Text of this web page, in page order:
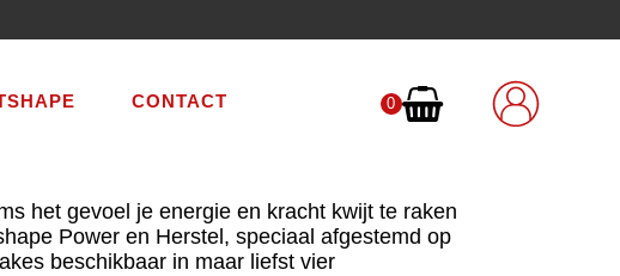
CONTACT 0
CONTACT 0
het gevoel je energie en kracht kwijt te raken
Power en Herstel, speciaal afgestemd op
beschikbaar in maar liefst vier